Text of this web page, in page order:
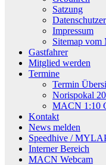
Satzung
Impressum
Sitemap
Gastfahrer
Mitglied werden
Termine
Termin
Norispokal
MACN 1:10
Kontakt
News melden
Speedhive /
Interner Bereich
MACN Webcam